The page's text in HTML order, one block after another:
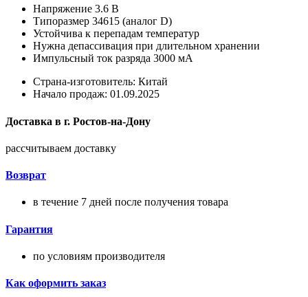
Напряжение 3.6 В
Типоразмер 34615 (аналог D)
Устойчива к перепадам температур
Нужна депассивация при длительном хранении
Импульсный ток разряда 3000 мА
Страна-изготовитель: Китай
Начало продаж: 01.09.2025
Доставка в г. Ростов-на-Дону
рассчитываем доставку
Возврат
в течение 7 дней после получения товара
Гарантия
по условиям производителя
Как оформить заказ